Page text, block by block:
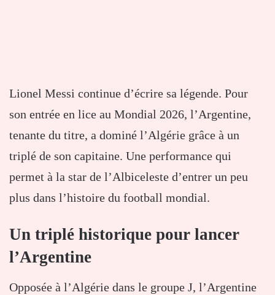
Lionel Messi continue d’écrire sa légende. Pour
son entrée en lice au Mondial 2026, l’Argentine,
tenante du titre, a dominé l’Algérie grâce à un
triplé de son capitaine. Une performance qui
permet à la star de l’Albiceleste d’entrer un peu
plus dans l’histoire du football mondial.
Un triplé historique pour lancer
l’Argentine
Opposée à l’Algérie dans le groupe J, l’Argentine